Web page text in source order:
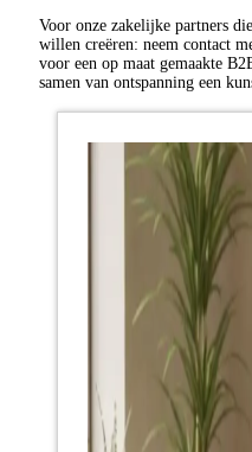
Voor onze zakelijke partners
willen creëren: neem contact
voor een op maat gemaakte
samen van ontspanning een